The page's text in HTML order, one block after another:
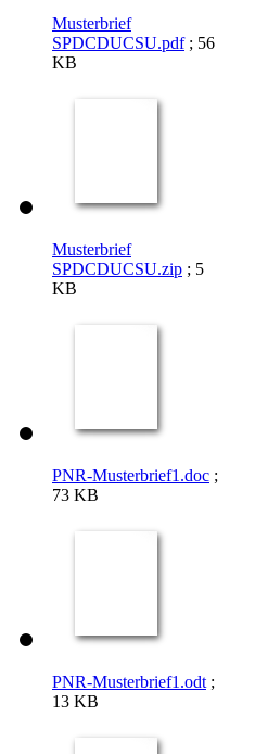
Musterbrief
SPDCDUCSU.pdf; 56
KB
Musterbrief
SPDCDUCSU.zip ; 5
KB
PNR-Musterbrief1.doc ;
73 KB
PNR-Musterbrief1.odt ;
13 KB